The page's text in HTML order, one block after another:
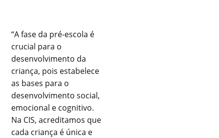
“A fase da pré-escola é
crucial para o
desenvolvimento da
criança, pois estabelece
as bases para o
desenvolvimento social,
emocional e cognitivo.
Na CIS, acreditamos que
cada criança é única e